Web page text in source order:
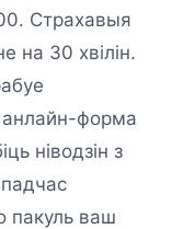
Страхавыя
на 30 хвілін.
анлайн-форма
ніводзін з
пакуль ваш